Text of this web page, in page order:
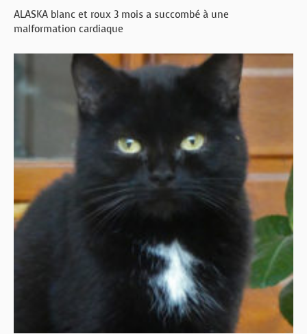
ALASKA blanc et roux 3 mois a succombé à une
malformation cardiaque